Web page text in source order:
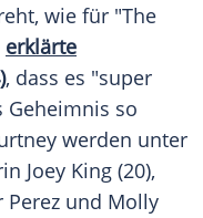
wie für "The
erklärte
, dass es "super
Geheimnis so
werden unter
Joey King (20),
Perez und Molly